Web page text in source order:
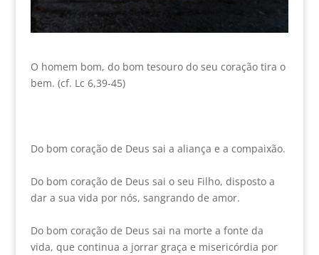
O homem bom, do bom tesouro do seu coração tira o
bem. (cf. Lc 6,39-45)
Do bom coração de Deus sai a aliança e a compaixão.
Do bom coração de Deus sai o seu Filho, disposto a
dar a sua vida por nós, sangrando de amor.
Do bom coração de Deus sai na morte a fonte da
vida, que continua a jorrar graça e misericórdia por